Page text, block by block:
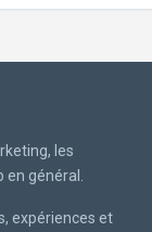
les
en général.
expériences et